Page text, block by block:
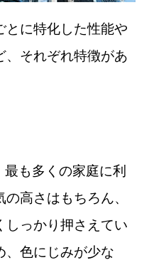
とに特化した性能や
、それぞれ特徴があ
も多くの家庭に利
高さはもちろん、
しっかり押さえてい
、色にじみが少な